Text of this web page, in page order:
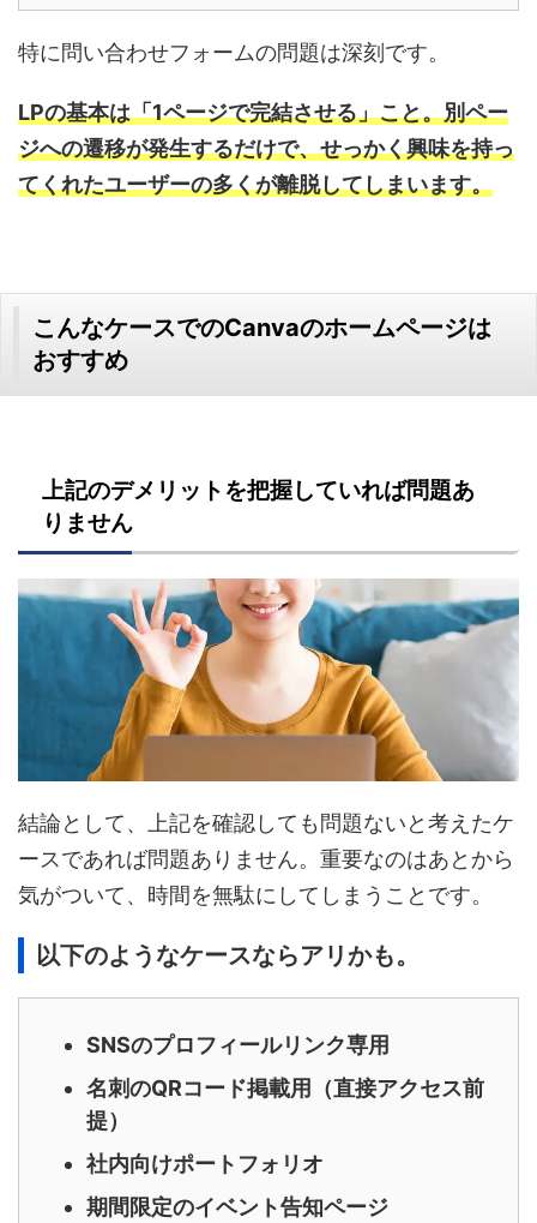
特に問い合わせフォームの問題は深刻です。
LPの基本は「1ページで完結させる」こと。別ペー
ジへの遷移が発生するだけで、せっかく興味を持っ
てくれたユーザーの多くが離脱してしまいます。
こんなケースでのCanvaのホームページは
おすすめ
上記のデメリットを把握していれば問題あ
りません
結論として、上記を確認しても問題ないと考えたケ
ースであれば問題ありません。重要なのはあとから
気がついて、時間を無駄にしてしまうことです。
以下のようなケースならアリかも。
SNSのプロフィールリンク専用
名刺のQRコード掲載用（直接アクセス前
提）
社内向けポートフォリオ
期間限定のイベント告知ページ